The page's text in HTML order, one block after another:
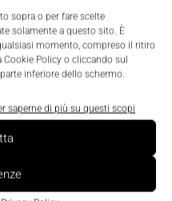
sopra o per fare scelte
solamente a questo sito. È
momento, compreso il ritiro
Policy o cliccando sul
inferiore dello schermo.
saperne di più su questi scopi